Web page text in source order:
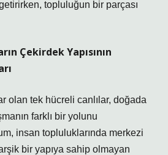
topluluğun bir parçası
Çekirdek Yapısının
olan tek hücreli canlılar, doğada
farklı bir yolunu
insan topluluklarında merkezi
bir yapıya sahip olmayan